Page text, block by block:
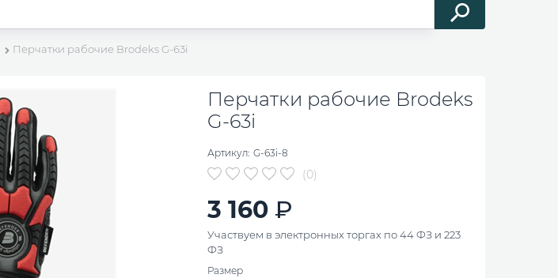
Перчатки рабочие Brodeks G-63i
Перчатки рабочие Brodeks
G-63i
Артикул: G-63i-8
(0)
3 160
Участвуем в электронных торгах по 44 ФЗ и 223
ФЗ
Размер